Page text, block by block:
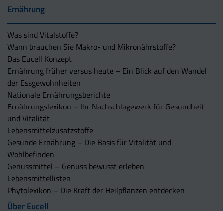
Ernährung
Was sind Vitalstoffe?
Wann brauchen Sie Makro- und Mikronährstoffe?
Das Eucell Konzept
Ernährung früher versus heute – Ein Blick auf den Wandel
der Essgewohnheiten
Nationale Ernährungsberichte
Ernährungslexikon – Ihr Nachschlagewerk für Gesundheit
und Vitalität
Lebensmittelzusatzstoffe
Gesunde Ernährung – Die Basis für Vitalität und
Wohlbefinden
Genussmittel – Genuss bewusst erleben
Lebensmittellisten
Phytolexikon – Die Kraft der Heilpflanzen entdecken
Über Eucell